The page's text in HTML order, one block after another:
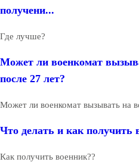
получени...
Где лучше?
Может ли военкомат
после 27 лет?
Может ли военкомат вызывать на
Что делать и как получить
Как получить военник??